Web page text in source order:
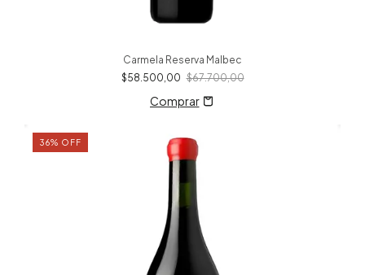
Carmela Reserva Malbec
$58.500,00 $67.700,00
36% OFF